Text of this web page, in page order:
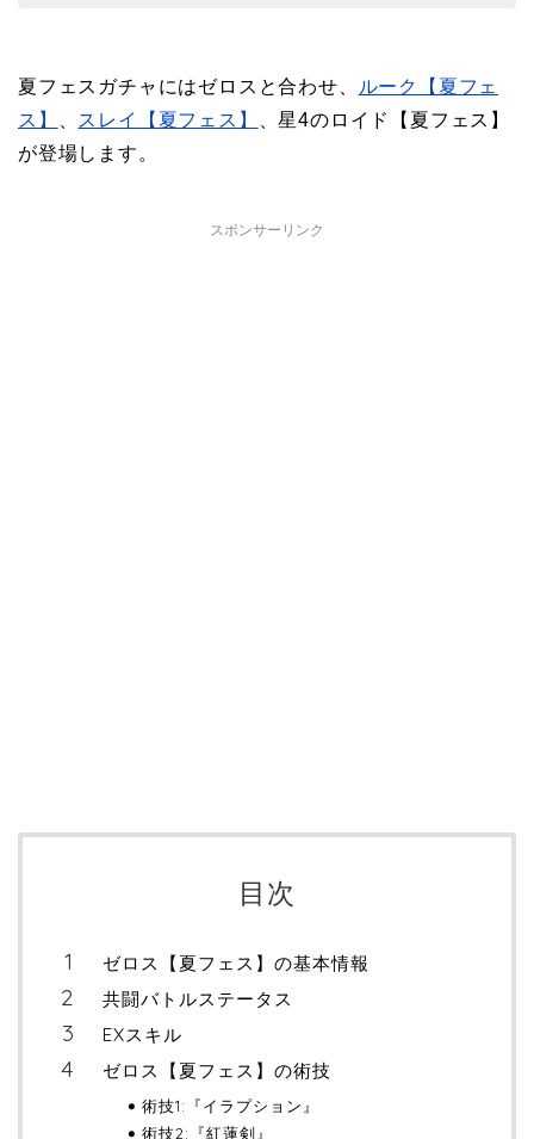
夏フェスガチャにはゼロスと合わせ、
ルーク【夏フェ
ス】
スレイ【夏フェス】
、星4のロイド【夏フェス】
が登場します。
スポンサーリンク
目次
ゼロス【夏フェス】の基本情報
共闘バトルステータス
EXスキル
ゼロス【夏フェス】の術技
術技1:『イラプション』
術技2:『紅蓮剣』